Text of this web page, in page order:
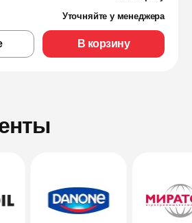
Уточняйте у менеджера
В корзину